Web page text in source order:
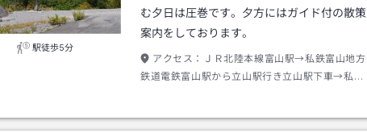
駅徒歩5分
む夕日は圧巻です。夕方にはガイド付の散策
案内をしております。
アクセス：
ＪＲ北陸本線富山駅→私鉄富山地方
鉄道電鉄富山駅から立山駅行き立山駅下車→私鉄